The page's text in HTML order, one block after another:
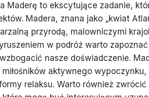
Maderę to ekscytujące zadanie,
Madera, znana jako „kwiat
przyrodą, malowniczymi
w podróż warto
nasze doświadczenie.
aktywnego
relaksu. Warto również